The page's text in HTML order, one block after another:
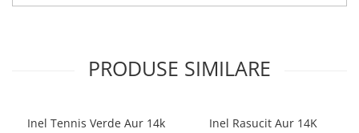
PRODUSE SIMILARE
Inel Tennis Verde Aur 14k
Inel Rasucit Aur 14K